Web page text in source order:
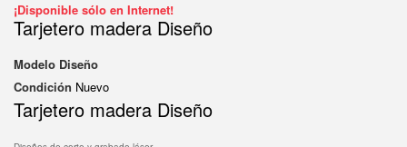
¡Disponible sólo en Internet!
Tarjetero madera Diseño
Modelo Diseño
Condición Nuevo
Tarjetero madera Diseño